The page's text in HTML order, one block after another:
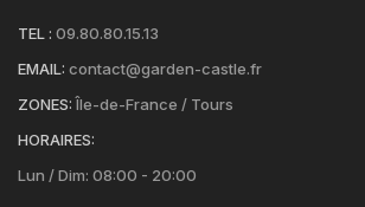
TEL : 09.80.80.15.13
EMAIL: contact@garden-castle.fr
ZONES: Île-de-France / Tours
HORAIRES:
Lun / Dim: 08:00 - 20:00